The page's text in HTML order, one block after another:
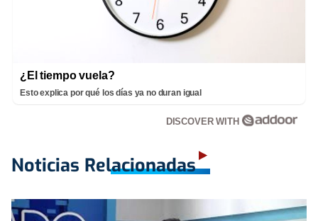
¿El tiempo vuela?
Esto explica por qué los días ya no duran igual
DISCOVER WITH
Noticias Relacionadas